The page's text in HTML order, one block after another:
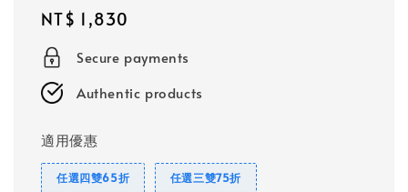
Regular
price
NT$ 1,830
Secure payments
Authentic products
適用優惠
任選四雙65折 任選三雙75折